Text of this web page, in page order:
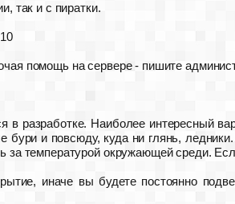
так и с пиратки.
помощь на сервере - пишите
в разработке. Наиболее интересный
бури и повсюду, куда ни глянь,
за температурой окружающей среди.
иначе вы будете постоянно